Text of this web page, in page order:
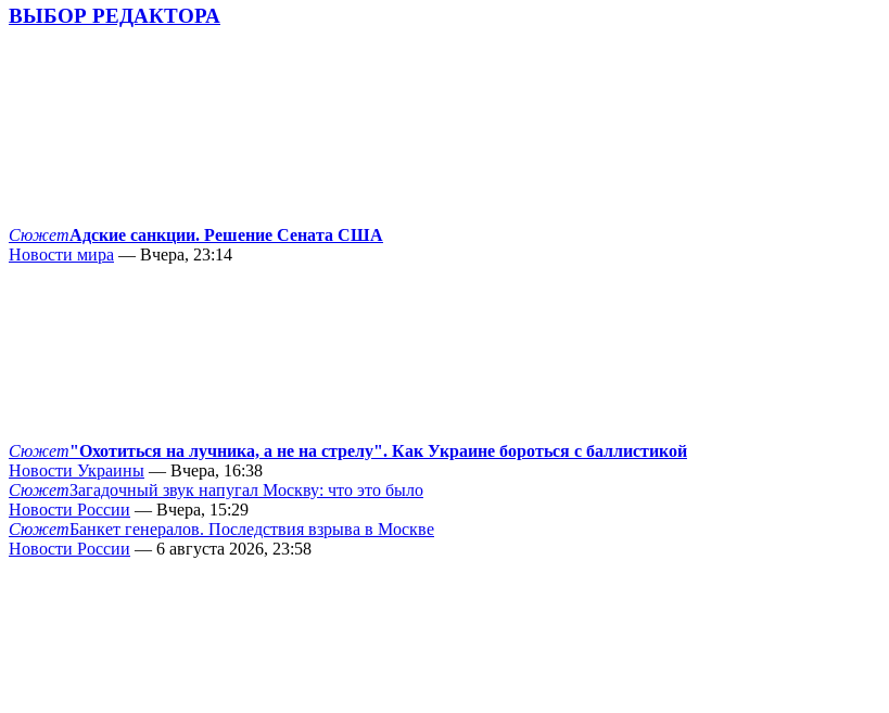
ВЫБОР РЕДАКТОРА
СюжетАдские санкции. Решение Сената США
Новости мира — Вчера, 23:14
Сюжет"Охотиться на лучника, а не на стрелу". Как Украине бороться с баллистикой
Новости Украины — Вчера, 16:38
СюжетЗагадочный звук напугал Москву: что это было
Новости России — Вчера, 15:29
СюжетБанкет генералов. Последствия взрыва в Москве
Новости России — 6 августа 2026, 23:58